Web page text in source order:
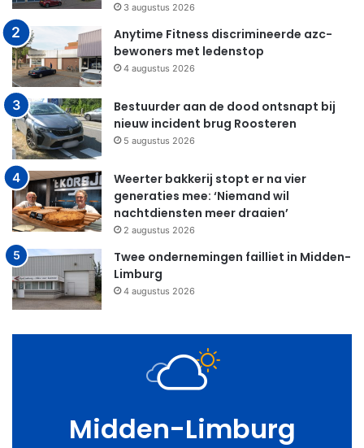
3 augustus 2026
Anytime Fitness discrimineerde azc-
bewoners met ledenstop
4 augustus 2026
Bestuurder aan de dood ontsnapt bij
nieuw incident brug Roosteren
5 augustus 2026
Weerter bakkerij stopt er na vier
generaties mee: ‘Niemand wil
nachtdiensten meer draaien’
2 augustus 2026
Twee ondernemingen failliet in Midden-
Limburg
4 augustus 2026
Midden-Limburg